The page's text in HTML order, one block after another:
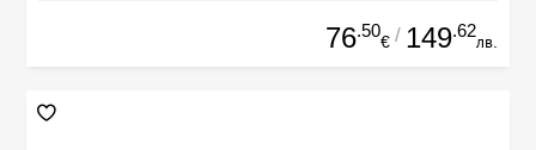
76.50
€ / 149.62
лв.